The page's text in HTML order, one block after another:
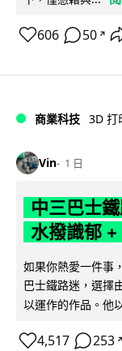
606 50 ↗
商業科技 3D 打
Vin 1 日
中三巴士
水撥識郁
如果你熱愛一件事
巴士鐵路迷，選擇
以運作的作品。他
4,517 253 ↗